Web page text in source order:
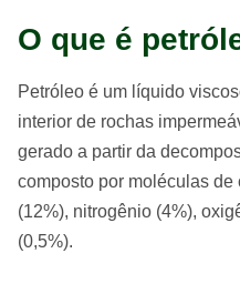
O que é
Petróleo é um líquido
interior de rochas
gerado a partir da
composto por moléculas
(12%), nitrogênio (4%),
(0,5%).